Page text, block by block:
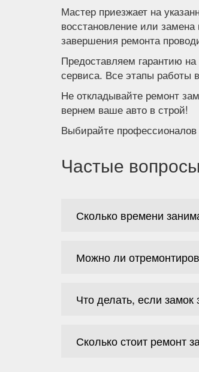
Мастер приезжает на
восстановление или
завершения ремонта
Предоставляем гарантию
сервиса. Все этапы работы
Не откладывайте ремонт
вернем ваше авто в строй!
Выбирайте профессионалов
Частые вопросы
Сколько времени
Можно ли
Что делать, если замок
Сколько стоит ремонт